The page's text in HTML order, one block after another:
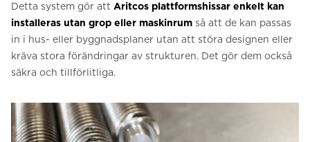
Detta system gör att Aritcos plattformshissar enkelt kan
installeras utan grop eller maskinrum så att de kan passas
in i hus- eller byggnadsplaner utan att störa designen eller
kräva stora förändringar av strukturen. Det gör dem också
säkra och tillförlitliga.